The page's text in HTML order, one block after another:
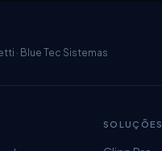
· Blue Tec Sistemas
SOLUÇÕES